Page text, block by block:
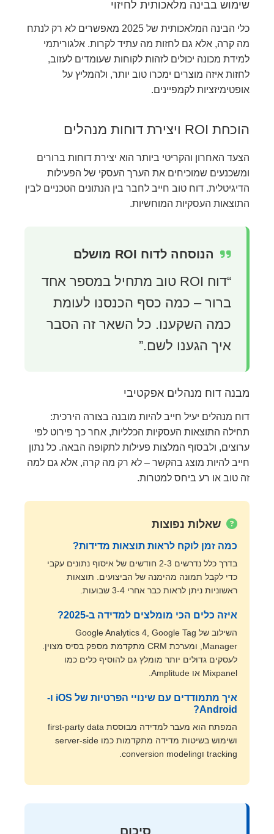
שימוש בבינה מלאכותית לחיזוי
כלי הבינה המלאכותית של 2025 מאפשרים לא רק לנתח
מה קרה, אלא גם לחזות מה עתיד לקרות. אלגוריתמי
למידת מכונה יכולים לזהות לקוחות שעומדים לעזוב,
לחזות איזה מוצרים ימכרו טוב יותר, ולהמליץ על
אופטימיזציות לקמפיינים.
הוכחת ROI ויצירת דוחות מנהלים
הצעד האחרון והקריטי ביותר הוא יצירת דוחות ברורים
ומשכנעים שמוכיחים את הערך העסקי של הפעילות
הדיגיטלית. דוח טוב חייב לחבר בין הנתונים הטכניים לבין
התוצאות העסקיות המוחשיות.
הנוסחה לדוח ROI מושלם
“דוח ROI טוב מתחיל במספר אחד
ברור – כמה כסף הכנסנו לעומת
כמה השקענו. כל השאר זה הסבר
איך הגענו לשם.”
מבנה דוח מנהלים אפקטיבי
דוח מנהלים יעיל חייב להיות מובנה בצורה הירכית:
תחילה התוצאות העסקיות הכלליות, אחר כך פירוט לפי
ערוצים, ולבסוף המלצות פעילות לתקופה הבאה. כל נתון
חייב להיות מוצג בהקשר – לא רק מה קרה, אלא גם למה
זה טוב או רע ביחס למטרות.
שאלות נפוצות
כמה זמן לוקח לראות תוצאות מדידות?
בדרך כלל נדרשים 2-3 חודשים של איסוף נתונים עקבי
כדי לקבל תמונה מהימנה של הביצועים. תוצאות
ראשוניות ניתן לראות כבר אחרי 3-4 שבועות.
איזה כלים הכי מומלצים למדידה ב-2025?
השילוב של Google Analytics 4, Google Tag
Manager, ומערכת CRM מתקדמת מספק בסיס מצוין.
לעסקים גדולים יותר מומלץ גם להוסיף כלים כמו
Mixpanel או Amplitude.
איך מתמודדים עם שינויי הפרטיות של iOS ו-
Android?
המפתח הוא מעבר למדידה מבוססת first-party data
ושימוש בשיטות מדידה מתקדמות כמו server-side
tracking וconversion modeling.
סיכום